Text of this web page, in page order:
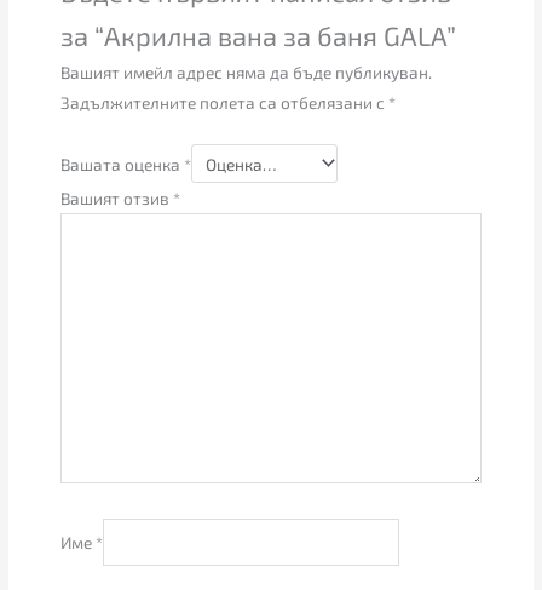
за “Акрилна вана за баня GALA”
Вашият имейл адрес няма да бъде публикуван.
Задължителните полета са отбелязани с *
Вашата оценка *
Вашият отзив *
Име *